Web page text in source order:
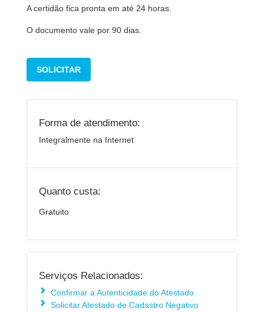
A certidão fica pronta em até 24 horas.
O documento vale por 90 dias.
SOLICITAR
Forma de atendimento:
Integralmente na Internet
Quanto custa:
Gratuito
Serviços Relacionados:
Confirmar a Autenticidade do Atestado
Solicitar Atestado de Cadastro Negativo